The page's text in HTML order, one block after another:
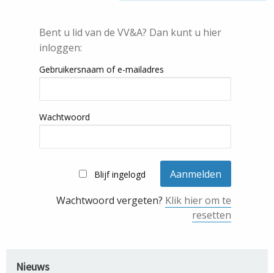
Bent u lid van de VV&A? Dan kunt u hier
inloggen:
Gebruikersnaam of e-mailadres
Wachtwoord
Blijf ingelogd
Wachtwoord vergeten? Klik hier om te
resetten
Nieuws